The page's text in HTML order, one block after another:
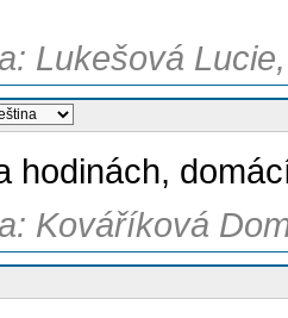
Lukešová
hodinách,
Kováříková